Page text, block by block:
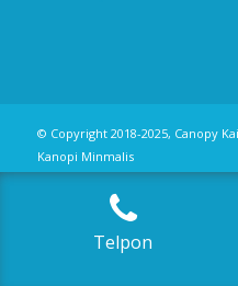
© Copyright 2018-2025, Canopy
Kanopi Minmalis
Telpon